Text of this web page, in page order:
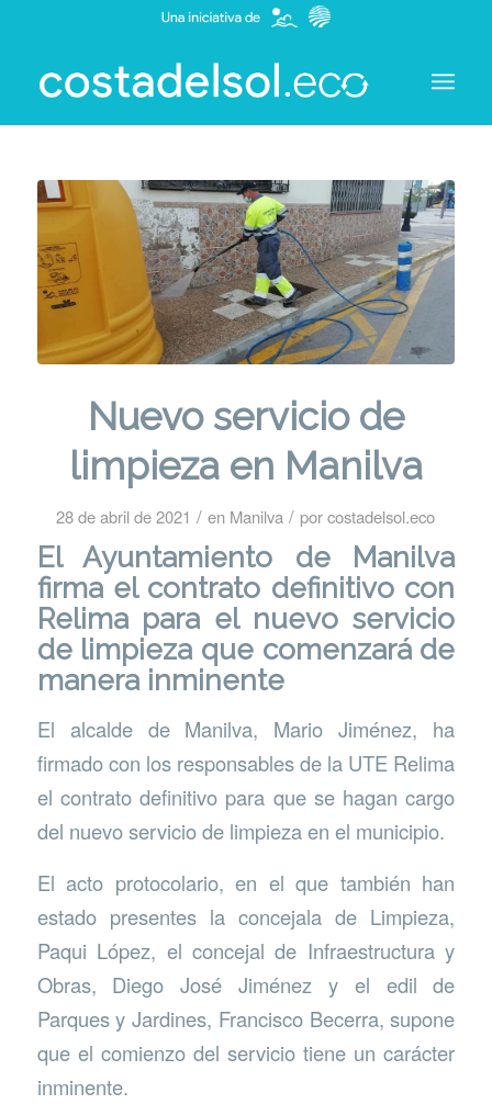
Nuevo servicio de
limpieza en Manilva
28 de abril de 2021 / en Manilva / porcostadelsol.eco
El Ayuntamiento de Manilva
firma el contrato definitivo con
Relima para el nuevo servicio
de limpieza que comenzará de
manera inminente
El alcalde de Manilva, Mario Jiménez, ha
firmado con los responsables de la UTE Relima
el contrato definitivo para que se hagan cargo
del nuevo servicio de limpieza en el municipio.
El acto protocolario, en el que también han
estado presentes la concejala de Limpieza,
Paqui López, el concejal de Infraestructura y
Obras, Diego José Jiménez y el edil de
Parques y Jardines, Francisco Becerra, supone
que el comienzo del servicio tiene un carácter
inminente.